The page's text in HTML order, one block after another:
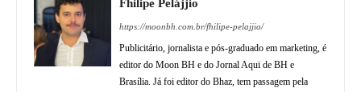
Fhilipe Pelájjio
https://moonbh.com.br/fhilipe-pelajjio/
Publicitário, jornalista e pós-graduado em marketing, é
editor do Moon BH e do Jornal Aqui de BH e
Brasília. Já foi editor do Bhaz, tem passagem pela